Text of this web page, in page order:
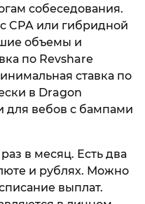
собеседования.
CPA или гибридной
объемы и
по Revshare
ставка по
в Dragon
для вебов с бампами
в месяц. Есть два
и рублях. Можно
выплат.